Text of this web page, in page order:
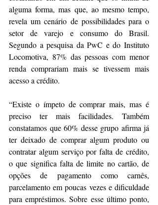
alguma forma, mas que, ao mesmo tempo,
revela um cenário de possibilidades para o
setor de varejo e consumo do Brasil.
Segundo a pesquisa da PwC e do Instituto
Locomotiva, 87% das pessoas com menor
renda comprariam mais se tivessem mais
acesso a crédito.
“Existe o ímpeto de comprar mais, mas é
preciso ter mais facilidades. Também
constatamos que 60% desse grupo afirma já
ter deixado de comprar algum produto ou
contratar algum serviço por falta de crédito,
o que significa falta de limite no cartão, de
opções de pagamento como carnês,
parcelamento em poucas vezes e dificuldade
para empréstimos. Sobre esse último ponto,